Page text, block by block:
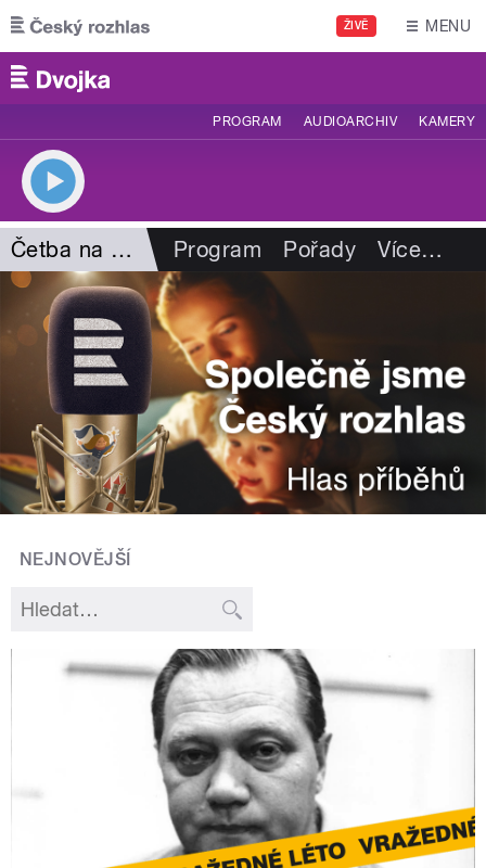
Přejít k hlavnímu obsahu
ŽIVĚ MENU
PROGRAM AUDIOARCHIV KAMERY
Četba na pokračování Program Pořady Více…
NEJNOVĚJŠÍ